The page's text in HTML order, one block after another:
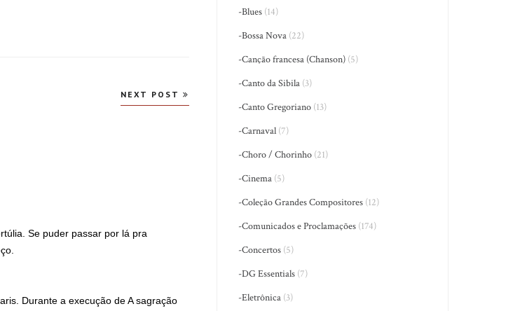
NEXT POST
Se puder passar por lá pra
Durante a execução de A sagração
-Blues (14)
-Bossa Nova (22)
-Canção francesa (Chanson) (5)
-Canto da Sibila (3)
-Canto Gregoriano (13)
-Carnaval (7)
-Choro / Chorinho (21)
-Cinema (5)
-Coleção Grandes Compositores (12)
-Comunicados e Proclamações (174)
-Concertos (5)
-DG Essentials (7)
-Eletrônica (3)